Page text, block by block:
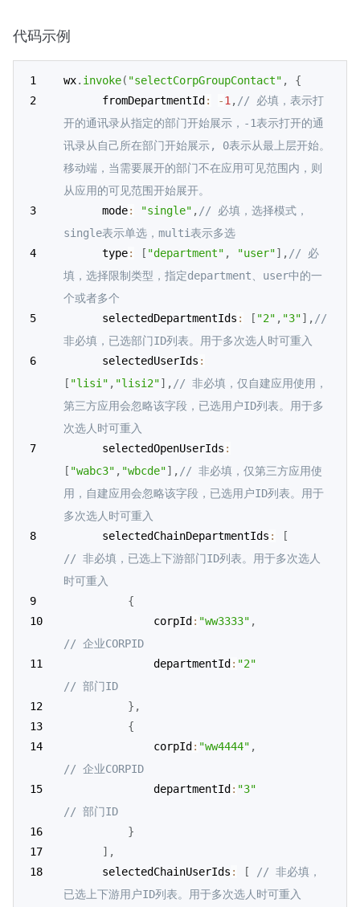
代码示例
wx. invoke( "selectCorpGroupContact" ,
{
      fromDepartmentId
: -1 , // 必填，表示打
开的通讯录从指定的部门开始展示，-1表示打开的通
讯录从自己所在部门开始展示, 0表示从最上层开始。
移动端，当需要展开的部门不在应用可见范围内，则
从应用的可见范围开始展开。
      mode
: "single" , // 必填，选择模式，
single表示单选，multi表示多选
      type
: [ "department" , "user"] , // 必
填，选择限制类型，指定department、user中的一
个或者多个
      selectedDepartmentIds
: [ "2" , "3"] , //
非必填，已选部门ID列表。用于多次选人时可重入
      selectedUserIds
:
[ "lisi" , "lisi2"] , // 非必填，仅自建应用使用，
第三方应用会忽略该字段，已选用户ID列表。用于多
次选人时可重入
	  selectedOpenUserIds
:
[ "wabc3" , "wbcde"] , // 非必填，仅第三方应用使
用，自建应用会忽略该字段，已选用户ID列表。用于
多次选人时可重入
      selectedChainDepartmentIds
:
[
// 非必填，已选上下游部门ID列表。用于多次选人
时可重入
{
              corpId
: "ww3333" ,
// 企业CORPID
              departmentId
: "2"
// 部门ID
} ,
{
              corpId
: "ww4444" ,
// 企业CORPID
              departmentId
: "3"
// 部门ID
}
] ,
      selectedChainUserIds
: [
// 非必填，
已选上下游用户ID列表。用于多次选人时可重入